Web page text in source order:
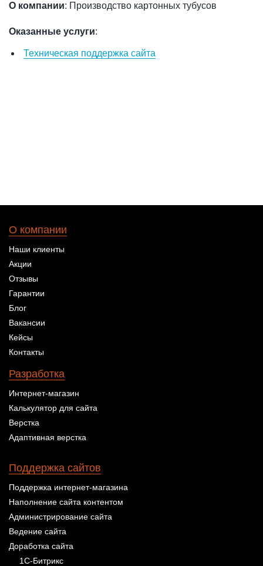
О компании: Производство картонных тубусов
Оказанные услуги:
Техническая поддержка сайта
О компании
Наши клиенты
Акции
Отзывы
Гарантии
Блог
Вакансии
Кейсы
Контакты
Разработка
Интернет-магазин
Калькулятор для сайта
Верстка
Адаптивная верстка
Поддержка сайтов
Поддержка интернет-магазина
Наполнение сайта контентом
Администрирование сайта
Ведение сайта
Доработка сайта
1С-Битрикс